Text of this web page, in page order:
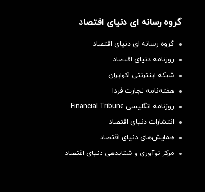
گروه رسانه ای دنیای اقتصاد
گروه رسانه ای دنیای اقتصاد
روزنامه دنیای اقتصاد
شبکه اینترنتی اکوایران
هفته‌نامه تجارت فردا
روزنامه انگلیسی Financial Tribune
انتشارات دنیای اقتصاد
همایش‌های دنیای اقتصاد
مرکز نوآوری و شتابدهی دنیای اقتصاد